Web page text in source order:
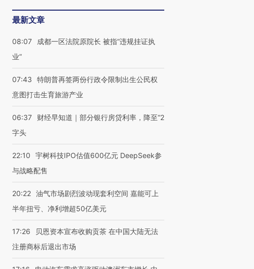
最新文章
08:07
成都一区法院原院长 被指“违规挂证执
业”
07:43
特朗普再签两份行政令限制出生公民权
意图打击生育旅游产业
06:37
财经早知道｜部分银行房贷利率，降至“2
字头
22:10
宇树科技IPO估值600亿元 DeepSeek参
与战略配售
20:22 油气市场剧烈波动现套利空间 嘉能可上
半年扭亏、净利增超50亿美元
17:26
贝恩资本宣布收购贡茶 在中国大陆无法
注册商标后退出市场